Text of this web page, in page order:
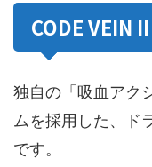
CODE VEIN
独自の「吸血アク
ムを採用した、ド
です。